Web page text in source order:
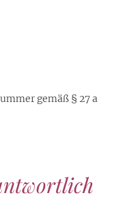
gemäß § 27 a